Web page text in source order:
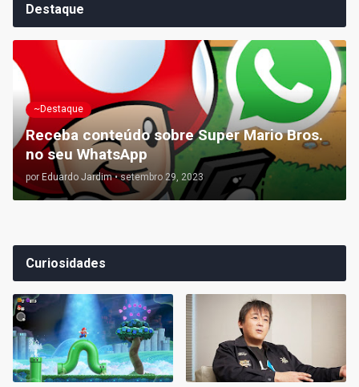
Destaque
~Destaque
Receba conteúdo sobre Super Mario Bros.
no seu WhatsApp
por Eduardo Jardim • setembro 29, 2023
Curiosidades